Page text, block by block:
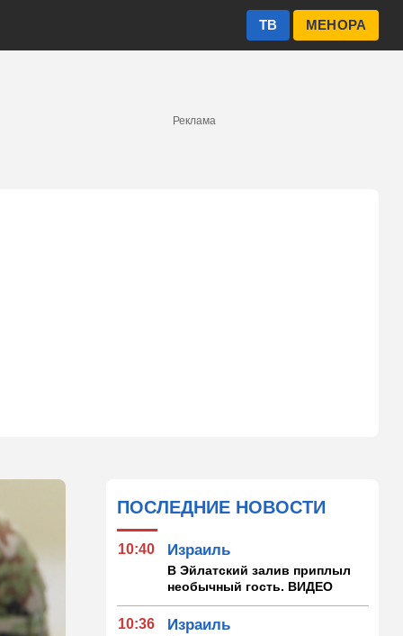
МЕНОРА
ТВ
Реклама
ПОСЛЕДНИЕ НОВОСТИ
10:40 Израиль
В Эйлатский залив приплыл
необычный гость. ВИДЕО
10:36 Израиль